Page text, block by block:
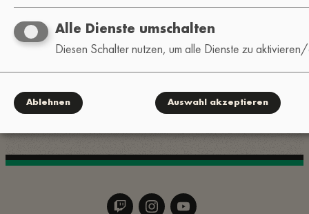
Diese Datenschutzerklärung kann jederzeit
geändert werden, um den geltenden Gesetzen
zu entsprechen oder Änderungen an der Website
Rechnung zu tragen. Die aktuelle Version ist die
auf der Website veröffentlichte Fassung.
Alle Dienste umschalten
Diesen Schalter nutzen, um alle Dienste zu
Ablehnen Auswahl akzeptieren